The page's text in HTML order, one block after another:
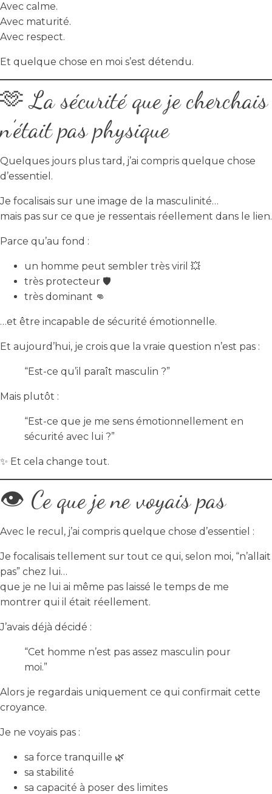
Avec calme.
Avec maturité.
Avec respect.
Et quelque chose en moi s’est détendu.
🫶 La sécurité que je cherchais
n’était pas physique
Quelques jours plus tard, j’ai compris quelque chose
d’essentiel.
Je focalisais sur une image de la masculinité…
mais pas sur ce que je ressentais réellement dans le lien.
Parce qu’au fond :
un homme peut sembler très viril 💥
très protecteur 🛡️
très dominant 👊
…et être incapable de sécurité émotionnelle.
Et aujourd’hui, je crois que la vraie question n’est pas :
“Est-ce qu’il paraît masculin ?”
Mais plutôt :
“Est-ce que je me sens émotionnellement en
sécurité avec lui ?”
✨ Et cela change tout.
👁️ Ce que je ne voyais pas
Avec le recul, j’ai compris quelque chose d’essentiel :
Je focalisais tellement sur tout ce qui, selon moi, “n’allait
pas” chez lui…
que je ne lui ai même pas laissé le temps de me
montrer qui il était réellement.
J’avais déjà décidé :
“Cet homme n’est pas assez masculin pour
moi.”
Alors je regardais uniquement ce qui confirmait cette
croyance.
Je ne voyais pas :
sa force tranquille 🌿
sa stabilité
sa capacité à poser des limites